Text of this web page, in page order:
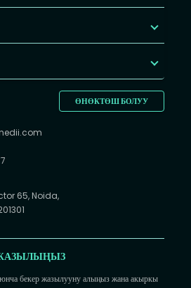
ӨНӨКТӨШ БОЛУУ
65, Noida,
ЖАЗЫЛЫҢЫЗ
бекер жазылууну алыңыз жана акыркы